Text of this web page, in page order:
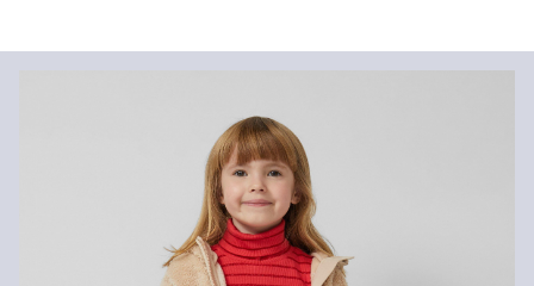
Matière: coton mélangé
Détergents au chlore interdits
Ta commande sera expédiée par Colissimo dans un délai de 4 à 5
Tu peux nous renvoyer tes articles gratuitement dans un délai de
14 jours. Nous prenons en charge les frais de retour. Si tu